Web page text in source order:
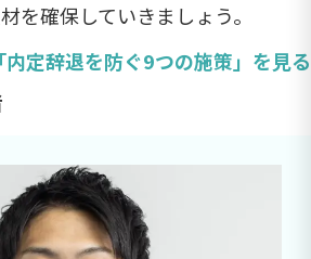
を確保していきましょう。
定辞退を防ぐ9つの施策」を見る